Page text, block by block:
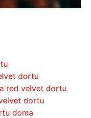
dortu
red velvet dortu
dortu
doma